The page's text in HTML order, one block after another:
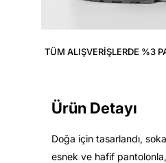
TÜM ALIŞVERIŞLERDE %3
Ürün Detayı
Doğa için tasarlandı,
esnek ve hafif pantolonla,